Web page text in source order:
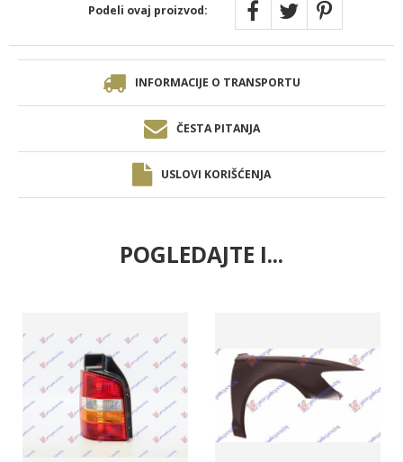
Podeli ovaj proizvod:
INFORMACIJE O TRANSPORTU
ČESTA PITANJA
USLOVI KORIŠĆENJA
POGLEDAJTE I...